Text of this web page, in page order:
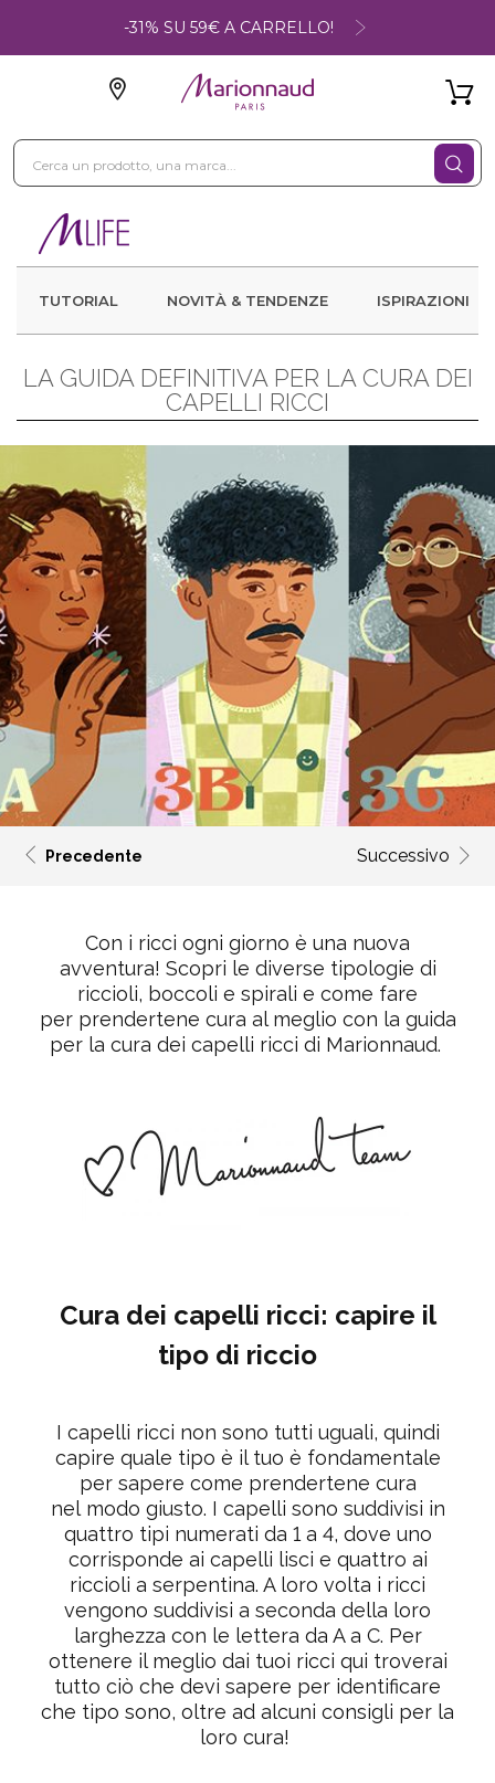
-31% SU 59€ A CARRELLO!
TUTORIAL NOVITÀ & TENDENZE ISPIRAZIONI
LA GUIDA DEFINITIVA PER LA CURA DEI
CAPELLI RICCI
Precedente Successivo
Con i ricci ogni giorno è una nuova
avventura! Scopri le diverse tipologie di
riccioli, boccoli e spirali e come fare
per prendertene cura al meglio con la guida
per la cura dei capelli ricci di Marionnaud.
Cura dei capelli ricci: capire il
tipo di riccio
I capelli ricci non sono tutti uguali, quindi
capire quale tipo è il tuo è fondamentale
per sapere come prendertene cura
nel modo giusto. I capelli sono suddivisi in
quattro tipi numerati da 1 a 4, dove uno
corrisponde ai capelli lisci e quattro ai
riccioli a serpentina. A loro volta i ricci
vengono suddivisi a seconda della loro
larghezza con le lettera da A a C. Per
ottenere il meglio dai tuoi ricci qui troverai
tutto ciò che devi sapere per identificare
che tipo sono, oltre ad alcuni consigli per la
loro cura!